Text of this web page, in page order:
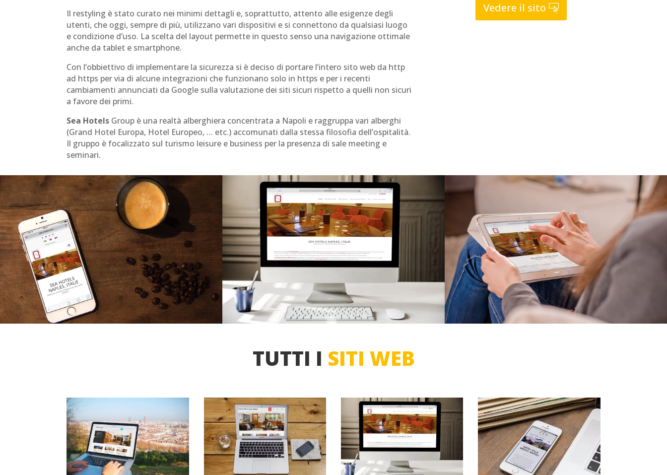
Il restyling è stato curato nei minimi dettagli e, soprattutto, attento alle esigenze degli
utenti, che oggi, sempre di più, utilizzano vari dispositivi e si connettono da qualsiasi luogo
e condizione d’uso. La scelta del layout permette in questo senso una navigazione ottimale
anche da tablet e smartphone.
Con l’obbiettivo di implementare la sicurezza si è deciso di portare l’intero sito web da http
ad https per via di alcune integrazioni che funzionano solo in https e per i recenti
cambiamenti annunciati da Google sulla valutazione dei siti sicuri rispetto a quelli non sicuri
a favore dei primi.
Sea Hotels Group è una realtà alberghiera concentrata a Napoli e raggruppa vari alberghi
(Grand Hotel Europa, Hotel Europeo, … etc.) accomunati dalla stessa filosofia dell’ospitalità.
Il gruppo è focalizzato sul turismo leisure e business per la presenza di sale meeting e
seminari.
Vedere il sito
TUTTI I SITI WEB